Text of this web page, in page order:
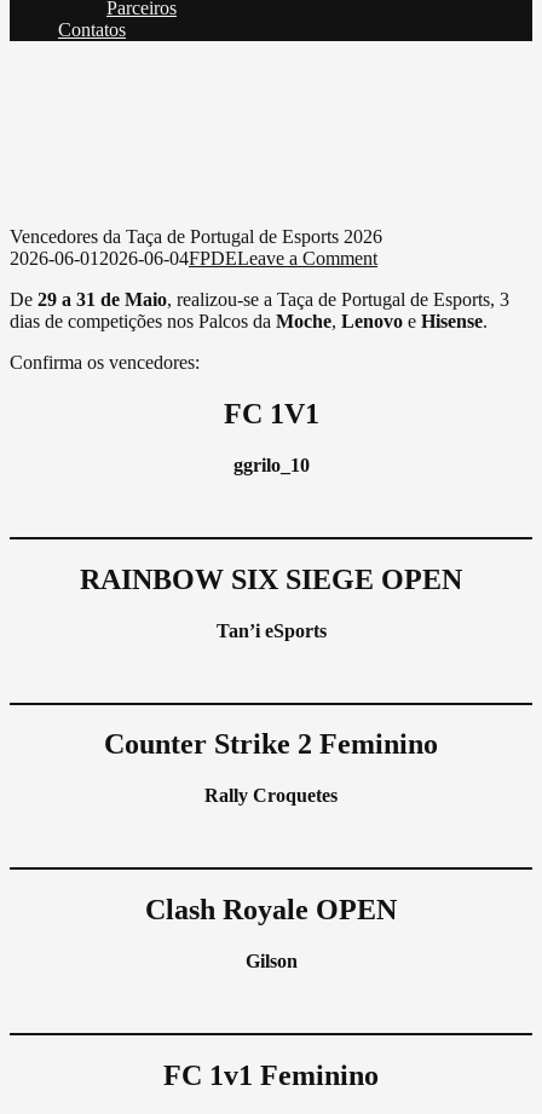
Parceiros
Contatos
da
Taça
Portugal
de
Vencedores da Taça de Portugal de Esports 2026
2026-06-01 2026-06-04FPDELeave a Commenton
da
Taça
De 29 a 31 de Maio, realizou-se a Taça de Portugal de Esports, 3
dias de competições nos Palcos da Moche, Lenovo e Hisense.
Confirma os vencedores:
FC 1V1
ggrilo_10
RAINBOW SIX SIEGE OPEN
Tan’i eSports
Counter Strike 2 Feminino
Rally Croquetes
Clash Royale OPEN
Gilson
FC 1v1 Feminino